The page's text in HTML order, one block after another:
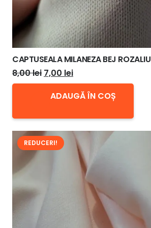
CAPTUSEALA MILANEZA BEJ ROZALIU
8,00lei Prețul
inițial
8,00 lei.
7,00 leiPrețul
curent
este:
ADAUGĂ ÎN COȘ
REDUCERI!